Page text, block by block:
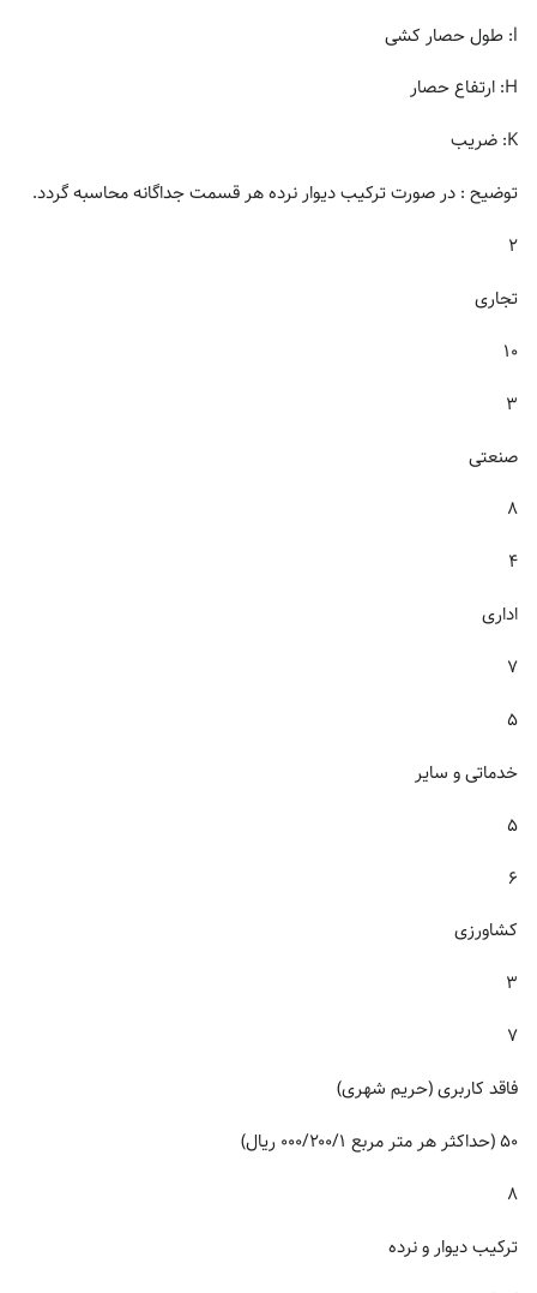
l: طول حصار کشی
H: ارتفاع حصار
K: ضریب
توضیح : در صورت ترکیب دیوار نرده هر قسمت جداگانه محاسبه گردد.
۲
تجاری
۱۰
۳
صنعتی
۸
۴
اداری
۷
۵
خدماتی و سایر
۵
۶
کشاورزی
۳
۷
فاقد کاربری (حریم شهری)
۵۰ (حداکثر هر متر مربع ۰۰۰/۲۰۰/۱ ریال)
۸
ترکیب دیوار و نرده